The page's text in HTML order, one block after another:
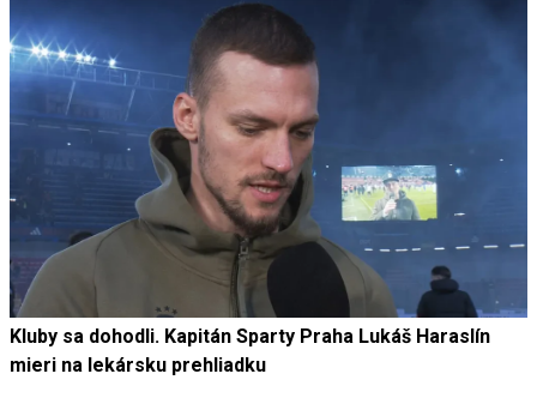
Kluby sa dohodli. Kapitán Sparty Praha Lukáš Haraslín
mieri na lekársku prehliadku